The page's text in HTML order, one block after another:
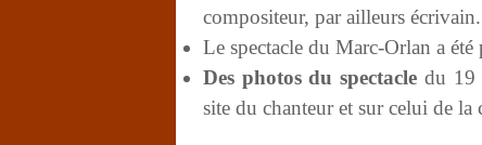
compositeur, par ailleurs écrivain.
Le spectacle du Marc-Orlan a
Des photos du spectacle du 19
site du chanteur et sur celui de la